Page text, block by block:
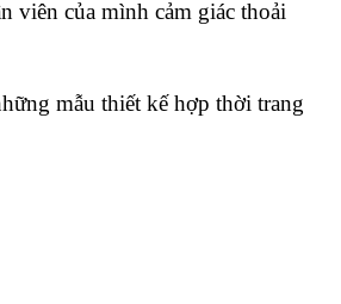
viên của mình cảm giác thoải
mẫu thiết kế hợp thời trang